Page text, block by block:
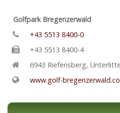
Golfpark Bregenzerwald
+43 5513 8400-0
+43 5513 8400-4
6943 Riefensberg,
www.golf-